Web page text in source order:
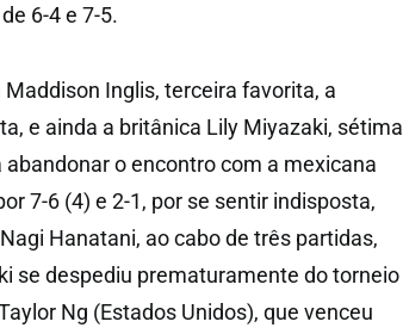
6-4 e 7-5.
Inglis, terceira favorita, a
e ainda a britânica Lily Miyazaki, sétima
o encontro com a mexicana
7-6 (4) e 2-1, por se sentir indisposta,
Hanatani, ao cabo de três partidas,
se despediu prematuramente do torneio
Ng (Estados Unidos), que venceu